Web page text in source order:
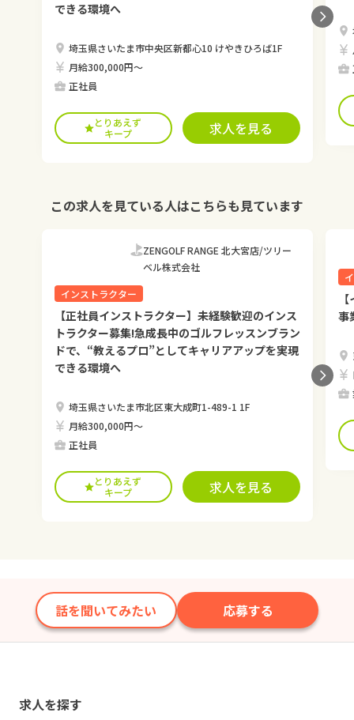
できる環境へ
埼玉県さいたま市中央区新都心10 けやきひろば1F
月給300,000円〜
正社員
とりあえず
キープ
求人を見る
この求人を見ている人はこちらも見ています
ZENGOLF RANGE 北大宮店/ツリー
ベル株式会社
インストラクター
【正社員インストラクター】未経験歓迎のインス
トラクター募集!急成長中のゴルフレッスンブラン
ドで、“教えるプロ”としてキャリアアップを実現
できる環境へ
埼玉県さいたま市北区東大成町1-489-1 1F
月給300,000円〜
正社員
とりあえず
キープ
求人を見る
事
話を聞いてみたい 応募する
求人を探す